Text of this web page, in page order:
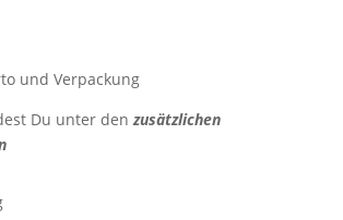
und Verpackung
Du unter denzusätzlichen